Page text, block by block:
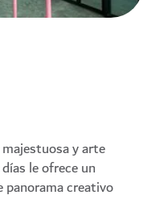
y arte
le ofrece un
creativo